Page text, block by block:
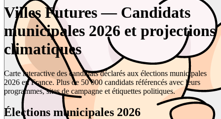
Villes Futures — Candidats
municipales 2026 et projections
climatiques
Carte interactive des candidats déclarés aux élections municipales
2026 en France. Plus de 50 000 candidats référencés avec leurs
programmes, sites de campagne et étiquettes politiques.
Élections municipales 2026